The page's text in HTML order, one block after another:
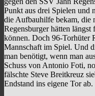
Punkt aus drei Spielen und
die Aufbauhilfe bekam, die
Regensburger hätten
können. Doch 96-Torhüter
Mannschaft im Spiel. Und
man benötigt, wenn man
Schuss von Antonio Foti,
fälschte Steve Breitkreuz
Endstand ins eigene Tor ab.